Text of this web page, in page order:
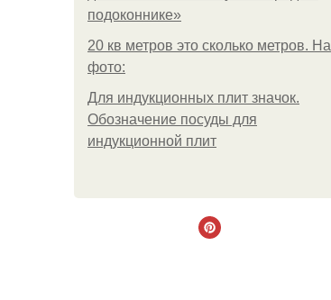
подоконнике»
20 кв метров это сколько метров. На
фото:
Для индукционных плит значок.
Обозначение посуды для
индукционной плит